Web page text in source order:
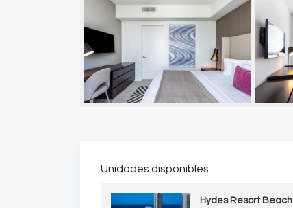
Unidades disponibles
Hydes Resort Beach